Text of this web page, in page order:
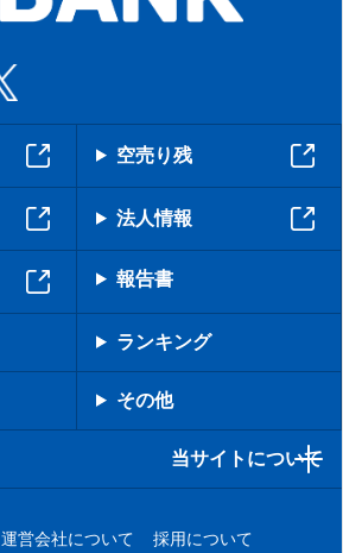
空売り残
法人情報
報告書
ランキング
その他
当サイトについて
運営会社について 採用について